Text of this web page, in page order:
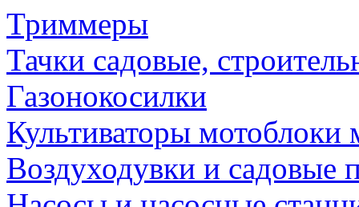
Триммеры
Тачки садовые,
Газонокосилки
Культиваторы мотоблоки
Воздуходувки и садовые